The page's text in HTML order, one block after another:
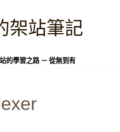
架站筆記
的學習之路 － 從無到有